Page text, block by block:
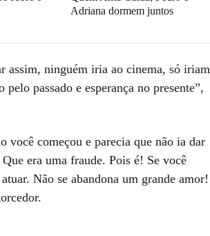
Adriana dormem juntos
assim, ninguém iria ao cinema, só iriam
passado e esperança no presente”,
você começou e parecia que não ia dar
era uma fraude. Pois é! Se você
Não se abandona um grande amor!